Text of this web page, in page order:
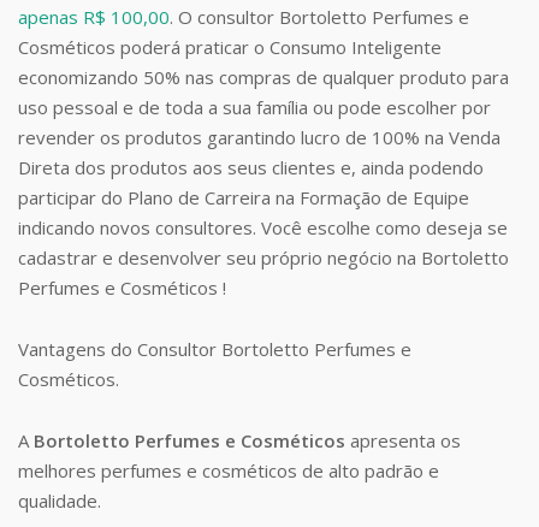
apenas R$ 100,00. O consultor Bortoletto Perfumes e
Cosméticos poderá praticar o Consumo Inteligente
economizando 50% nas compras de qualquer produto para
uso pessoal e de toda a sua família ou pode escolher por
revender os produtos garantindo lucro de 100% na Venda
Direta dos produtos aos seus clientes e, ainda podendo
participar do Plano de Carreira na Formação de Equipe
indicando novos consultores. Você escolhe como deseja se
cadastrar e desenvolver seu próprio negócio na Bortoletto
Perfumes e Cosméticos !
Vantagens do Consultor Bortoletto Perfumes e
Cosméticos.
A Bortoletto Perfumes e Cosméticos apresenta os
melhores perfumes e cosméticos de alto padrão e
qualidade.